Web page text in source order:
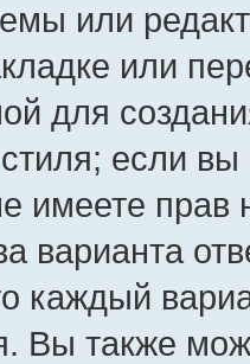
или
или
для
если
имеете прав
варианта
каждый
Вы также